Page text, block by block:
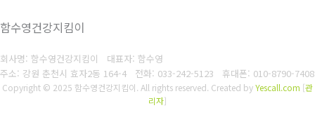
함수영건강지킴이
회사명: 함수영건강지킴이 대표자: 함수영
주소: 강원 춘천시 효자2동 164-4 전화: 033-242-5123 휴대폰: 010-8790-7408
Copyright © 2025 함수영건강지킴이. All rights reserved. Created byYescall.com [관
리자]